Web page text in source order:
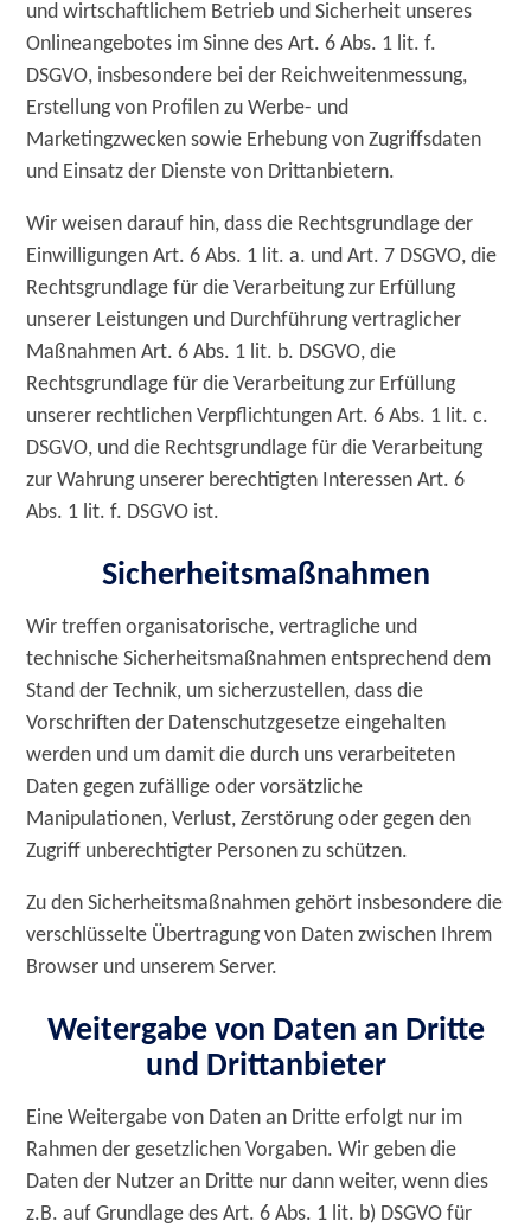
und wirtschaftlichem Betrieb und Sicherheit unseres
Onlineangebotes im Sinne des Art. 6 Abs. 1 lit. f.
DSGVO, insbesondere bei der Reichweitenmessung,
Erstellung von Profilen zu Werbe- und
Marketingzwecken sowie Erhebung von Zugriffsdaten
und Einsatz der Dienste von Drittanbietern.
Wir weisen darauf hin, dass die Rechtsgrundlage der
Einwilligungen Art. 6 Abs. 1 lit. a. und Art. 7 DSGVO, die
Rechtsgrundlage für die Verarbeitung zur Erfüllung
unserer Leistungen und Durchführung vertraglicher
Maßnahmen Art. 6 Abs. 1 lit. b. DSGVO, die
Rechtsgrundlage für die Verarbeitung zur Erfüllung
unserer rechtlichen Verpflichtungen Art. 6 Abs. 1 lit. c.
DSGVO, und die Rechtsgrundlage für die Verarbeitung
zur Wahrung unserer berechtigten Interessen Art. 6
Abs. 1 lit. f. DSGVO ist.
Sicherheitsmaßnahmen
Wir treffen organisatorische, vertragliche und
technische Sicherheitsmaßnahmen entsprechend dem
Stand der Technik, um sicherzustellen, dass die
Vorschriften der Datenschutzgesetze eingehalten
werden und um damit die durch uns verarbeiteten
Daten gegen zufällige oder vorsätzliche
Manipulationen, Verlust, Zerstörung oder gegen den
Zugriff unberechtigter Personen zu schützen.
Zu den Sicherheitsmaßnahmen gehört insbesondere die
verschlüsselte Übertragung von Daten zwischen Ihrem
Browser und unserem Server.
Weitergabe von Daten an Dritte
und Drittanbieter
Eine Weitergabe von Daten an Dritte erfolgt nur im
Rahmen der gesetzlichen Vorgaben. Wir geben die
Daten der Nutzer an Dritte nur dann weiter, wenn dies
z.B. auf Grundlage des Art. 6 Abs. 1 lit. b) DSGVO für